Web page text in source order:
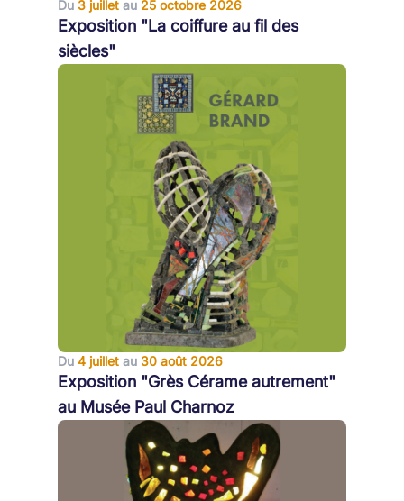
Du 3 juillet au 25 octobre 2026
Exposition "La coiffure au fil des
siècles"
Du 4 juillet au 30 août 2026
Exposition "Grès Cérame autrement"
au Musée Paul Charnoz